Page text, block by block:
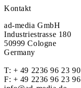
Kontakt
ad-media GmbH
Industriestrasse 180
50999 Cologne
Germany
T: + 49 2236 96 23 90
F: + 49 2236 96 23 96